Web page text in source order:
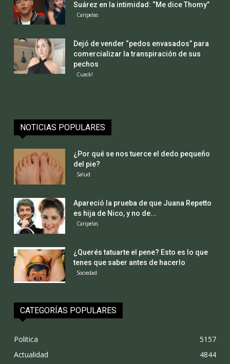
Suárez en la intimidad: “Me dice Thomy”
Caripelas
Dejó de vender “pedos envasados” para
comercializar la transpiración de sus
pechos
Cuack!
NOTICIAS POPULARES
¿Por qué se nos tuerce el dedo pequeño
del pie?
Salud
Apareció la prueba de que Juana Repetto
es hija de Nico, y no de...
Caripelas
¿Querés tatuarte el pene? Esto es lo que
tenes que saber antes de hacerlo
Sociedad
CATEGORÍAS POPULARES
Politica
5157
Actualidad
4844